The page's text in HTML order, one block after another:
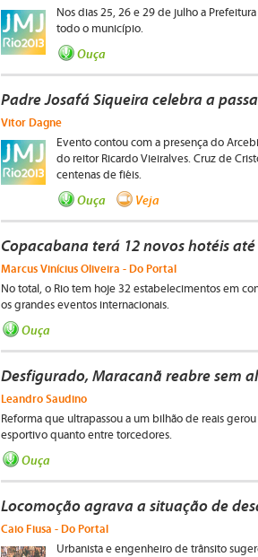
Nos dias 25, 26 e 29 de julho a
todo o município.
Ouça
Padre Josafá Siqueira celebra a
Vitor Dagne
Evento contou com a presença do
do reitor Ricardo Vieiralves. Cruz de
centenas de fiéis.
Ouça Veja
Copacabana terá 12 novos hotéis até
Marcus Vinícius Oliveira - Do Portal
No total, o Rio tem hoje 32 estabelecimentos em
os grandes eventos internacionais.
Ouça
Desfigurado, Maracanã reabre sem
Leandro Saudino
Reforma que ultrapassou a um bilhão de reais
esportivo quanto entre torcedores.
Ouça
Locomoção agrava a situação de
Caio Fiusa - Do Portal
Urbanista e engenheiro de trânsito